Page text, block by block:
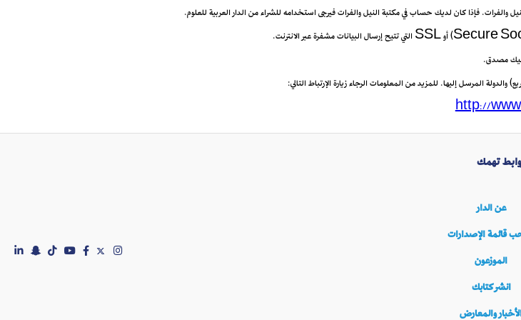
والفرات. فإذا كان لديك حساب في مكتبة النيل والفرات فيرجى استخدامه للشراء من الدار العربية للعلوم.
شيك مصدق.
المرسل إليها. للمزيد من المعلومات الرجاء زيارة الإرتباط التالي:
http://
تهمك
عن الدار
قائمة الإصدارات
الموزعون
انشر كتابك
والمعارض